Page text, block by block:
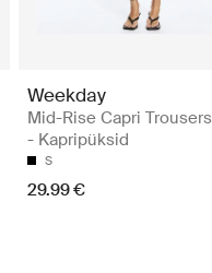
Weekday
Mid-Rise Capri Trousers
- Kapripüksid
S
29.99 €